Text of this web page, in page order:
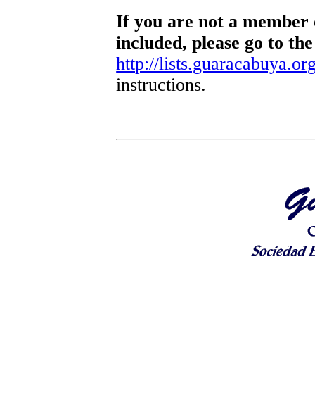
If you are not a
included, please go to
http://
instructions.